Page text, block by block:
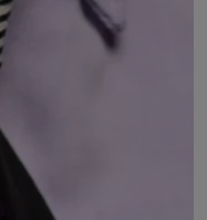
Clermont
Grenoble-Alpes
de Lyon